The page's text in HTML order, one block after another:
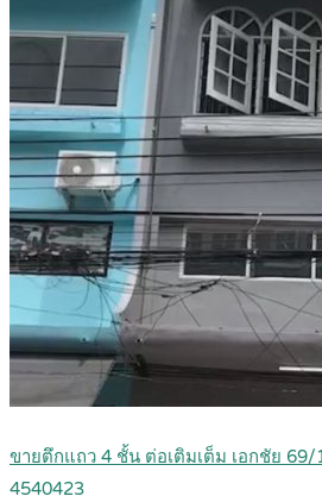
ขายตึกแถว 4 ชั้น ต่อเติมเต็ม เอกชัย 69/
4540423